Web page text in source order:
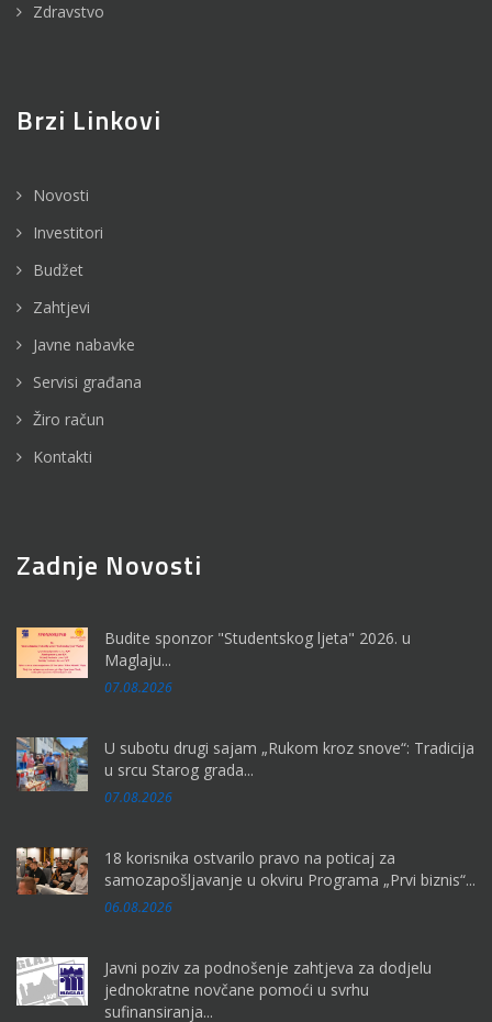
Zdravstvo
Brzi Linkovi
Novosti
Investitori
Budžet
Zahtjevi
Javne nabavke
Servisi građana
Žiro račun
Kontakti
Zadnje Novosti
Budite sponzor "Studentskog ljeta" 2026. u
Maglaju...
07.08.2026
U subotu drugi sajam „Rukom kroz snove“: Tradicija
u srcu Starog grada...
07.08.2026
18 korisnika ostvarilo pravo na poticaj za
samozapošljavanje u okviru Programa „Prvi biznis“...
06.08.2026
Javni poziv za podnošenje zahtjeva za dodjelu
jednokratne novčane pomoći u svrhu
sufinansiranja...